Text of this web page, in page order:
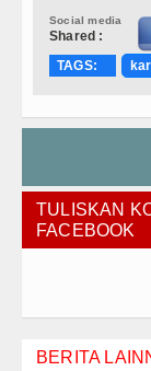
Social media
Shared :
TAGS:
TULISKAN
FACEBOOK
BERITA